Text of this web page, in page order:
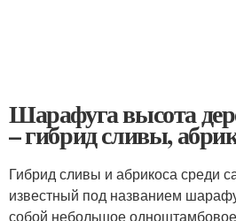
Шарафуга высота
– гибрид сливы,
Гибрид сливы и абрикоса среди
известный под названием
собой небольшое